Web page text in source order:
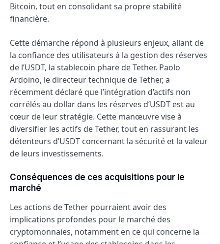
Bitcoin, tout en consolidant sa propre stabilité
financière.
Cette démarche répond à plusieurs enjeux, allant de
la confiance des utilisateurs à la gestion des réserves
de l’USDT, la stablecoin phare de Tether. Paolo
Ardoino, le directeur technique de Tether, a
récemment déclaré que l’intégration d’actifs non
corrélés au dollar dans les réserves d’USDT est au
cœur de leur stratégie. Cette manœuvre vise à
diversifier les actifs de Tether, tout en rassurant les
détenteurs d’USDT concernant la sécurité et la valeur
de leurs investissements.
Conséquences de ces acquisitions pour le
marché
Les actions de Tether pourraient avoir des
implications profondes pour le marché des
cryptomonnaies, notamment en ce qui concerne la